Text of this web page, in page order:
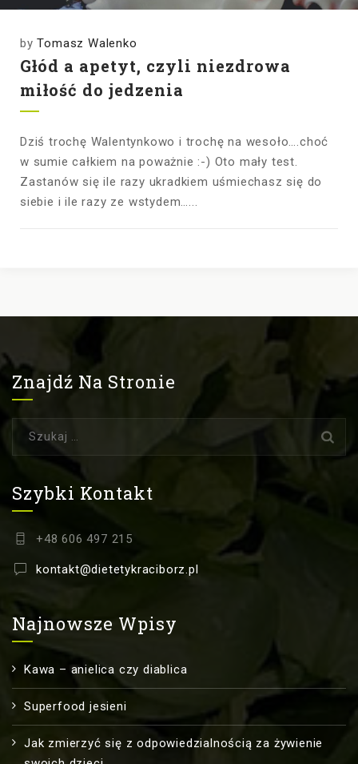
byTomasz Walenko
Głód a apetyt, czyli niezdrowa
miłość do jedzenia
Dziś trochę Walentynkowo i trochę na wesoło….choć
w sumie całkiem na poważnie :-) Oto mały test.
Zastanów się ile razy ukradkiem uśmiechasz się do
siebie i ile razy ze wstydem…...
Znajdź Na Stronie
Szukaj:
Szybki Kontakt
+48 606 497 215
kontakt@dietetykraciborz.pl
Najnowsze Wpisy
Kawa – anielica czy diablica
Superfood jesieni
Jak zmierzyć się z odpowiedzialnością za żywienie